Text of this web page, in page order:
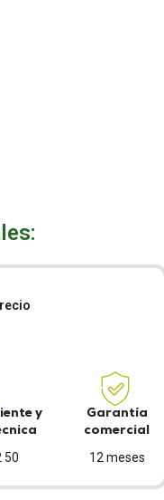
y
50
Garantía
comercial
12 meses